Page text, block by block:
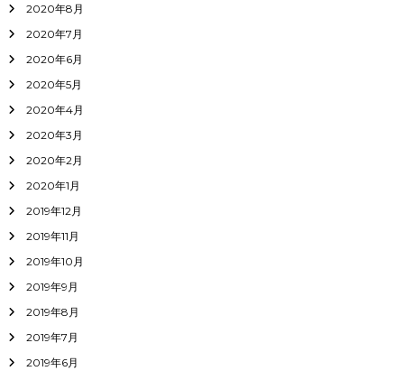
2020年8月
2020年7月
2020年6月
2020年5月
2020年4月
2020年3月
2020年2月
2020年1月
2019年12月
2019年11月
2019年10月
2019年9月
2019年8月
2019年7月
2019年6月